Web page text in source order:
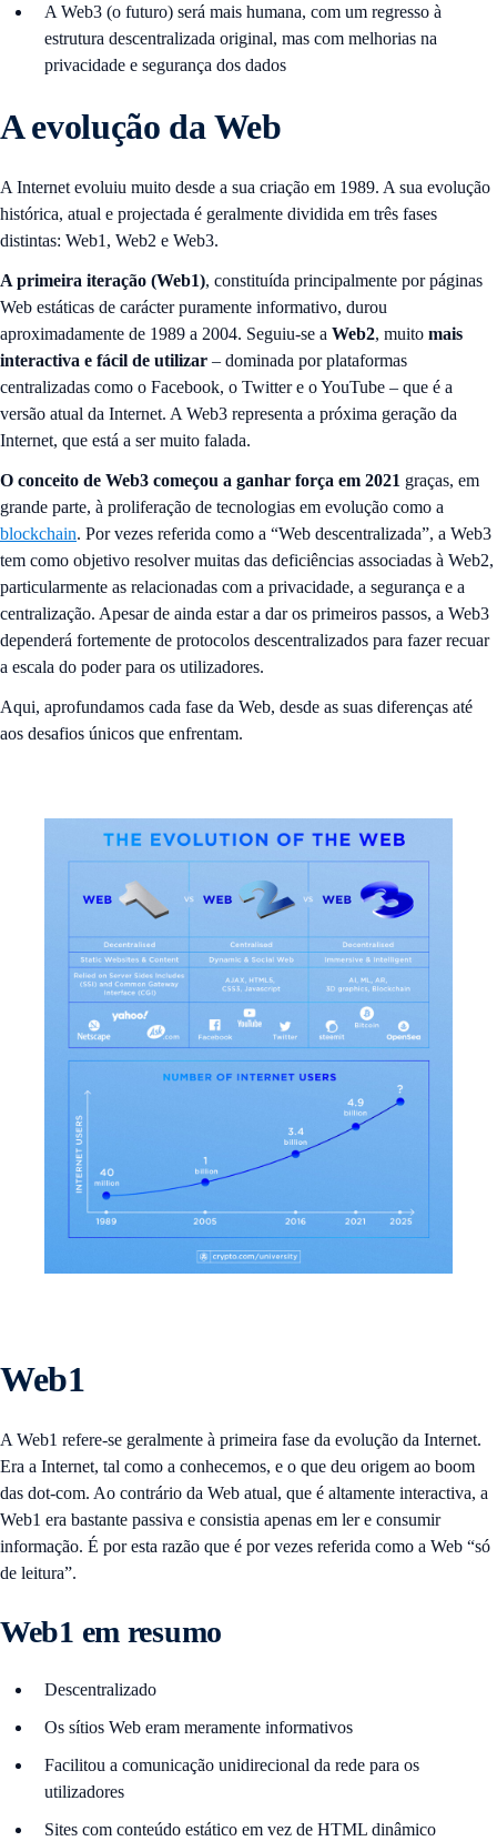
A Web3 (o futuro) será mais humana, com um regresso à
estrutura descentralizada original, mas com melhorias na
privacidade e segurança dos dados
A evolução da Web
A Internet evoluiu muito desde a sua criação em 1989. A sua evolução
histórica, atual e projectada é geralmente dividida em três fases
distintas: Web1, Web2 e Web3.
A primeira iteração (Web1), constituída principalmente por páginas
Web estáticas de carácter puramente informativo, durou
aproximadamente de 1989 a 2004. Seguiu-se a Web2, muito mais
interactiva e fácil de utilizar – dominada por plataformas
centralizadas como o Facebook, o Twitter e o YouTube – que é a
versão atual da Internet. A Web3 representa a próxima geração da
Internet, que está a ser muito falada.
O conceito de Web3 começou a ganhar força em 2021 graças, em
grande parte, à proliferação de tecnologias em evolução como a
blockchain. Por vezes referida como a “Web descentralizada”, a Web3
tem como objetivo resolver muitas das deficiências associadas à Web2,
particularmente as relacionadas com a privacidade, a segurança e a
centralização. Apesar de ainda estar a dar os primeiros passos, a Web3
dependerá fortemente de protocolos descentralizados para fazer recuar
a escala do poder para os utilizadores.
Aqui, aprofundamos cada fase da Web, desde as suas diferenças até
aos desafios únicos que enfrentam.
Web1
A Web1 refere-se geralmente à primeira fase da evolução da Internet.
Era a Internet, tal como a conhecemos, e o que deu origem ao boom
das dot-com. Ao contrário da Web atual, que é altamente interactiva, a
Web1 era bastante passiva e consistia apenas em ler e consumir
informação. É por esta razão que é por vezes referida como a Web “só
de leitura”.
Web1 em resumo
Descentralizado
Os sítios Web eram meramente informativos
Facilitou a comunicação unidirecional da rede para os
utilizadores
Sites com conteúdo estático em vez de HTML dinâmico